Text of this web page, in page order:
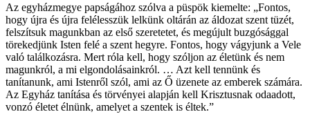
Az egyházmegye papságához szólva a püspök kiemelte: „Fontos,
hogy újra és újra felélesszük lelkünk oltárán az áldozat szent tüzét,
felszítsuk magunkban az első szeretetet, és megújult buzgósággal
törekedjünk Isten felé a szent hegyre. Fontos, hogy vágyjunk a Vele
való találkozásra. Mert róla kell, hogy szóljon az életünk és nem
magunkról, a mi elgondolásainkról. … Azt kell tennünk és
tanítanunk, ami Istenről szól, ami az Ő üzenete az emberek számára.
Az Egyház tanítása és törvényei alapján kell Krisztusnak odaadott,
vonzó életet élnünk, amelyet a szentek is éltek.”